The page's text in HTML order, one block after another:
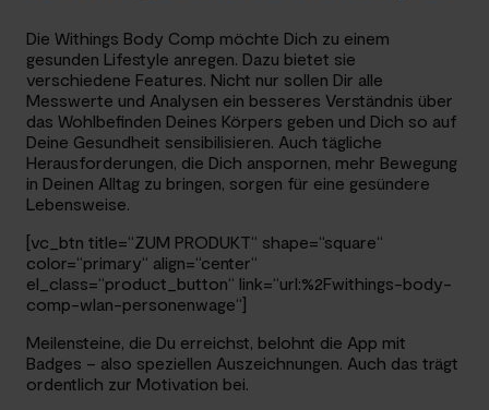
Die Withings Body Comp möchte Dich zu einem
gesunden Lifestyle anregen. Dazu bietet sie
verschiedene Features. Nicht nur sollen Dir alle
Messwerte und Analysen ein besseres Verständnis über
das Wohlbefinden Deines Körpers geben und Dich so auf
Deine Gesundheit sensibilisieren. Auch tägliche
Herausforderungen, die Dich anspornen, mehr Bewegung
in Deinen Alltag zu bringen, sorgen für eine gesündere
Lebensweise.
[vc_btn title=“ZUM PRODUKT“ shape=“square“
color=“primary“ align=“center“
el_class=“product_button“ link=“url:%2Fwithings-body-
comp-wlan-personenwage“]
Meilensteine, die Du erreichst, belohnt die App mit
Badges – also speziellen Auszeichnungen. Auch das trägt
ordentlich zur Motivation bei.